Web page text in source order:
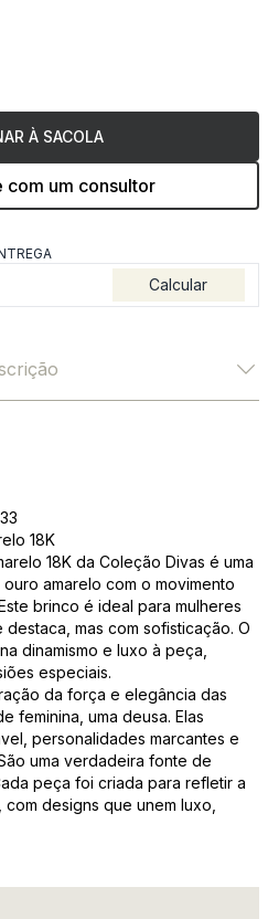
À SACOLA
com um consultor
Calcular
18K
18K da Coleção Divas é uma
amarelo com o movimento
brinco é ideal para mulheres
mas com sofisticação. O
dinamismo e luxo à peça,
especiais.
da força e elegância das
feminina, uma deusa. Elas
personalidades marcantes e
uma verdadeira fonte de
peça foi criada para refletir a
designs que unem luxo,